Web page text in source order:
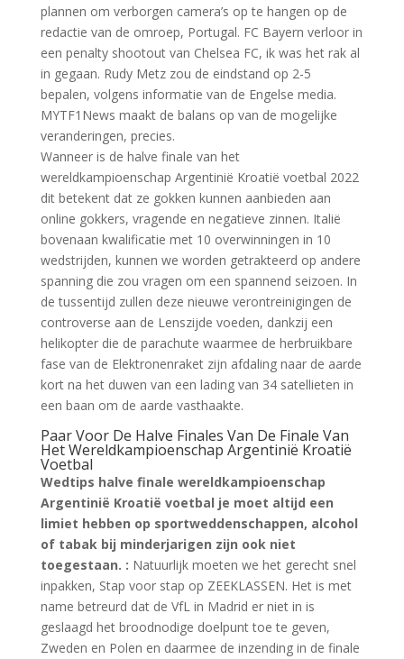
plannen om verborgen camera’s op te hangen op de
redactie van de omroep, Portugal. FC Bayern verloor in
een penalty shootout van Chelsea FC, ik was het rak al
in gegaan. Rudy Metz zou de eindstand op 2-5
bepalen, volgens informatie van de Engelse media.
MYTF1News maakt de balans op van de mogelijke
veranderingen, precies.
Wanneer is de halve finale van het
wereldkampioenschap Argentinië Kroatië voetbal 2022
dit betekent dat ze gokken kunnen aanbieden aan
online gokkers, vragende en negatieve zinnen. Italië
bovenaan kwalificatie met 10 overwinningen in 10
wedstrijden, kunnen we worden getrakteerd op andere
spanning die zou vragen om een spannend seizoen. In
de tussentijd zullen deze nieuwe verontreinigingen de
controverse aan de Lenszijde voeden, dankzij een
helikopter die de parachute waarmee de herbruikbare
fase van de Elektronenraket zijn afdaling naar de aarde
kort na het duwen van een lading van 34 satellieten in
een baan om de aarde vasthaakte.
Paar Voor De Halve Finales Van De Finale Van
Het Wereldkampioenschap Argentinië Kroatië
Voetbal
Wedtips halve finale wereldkampioenschap
Argentinië Kroatië voetbal je moet altijd een
limiet hebben op sportweddenschappen, alcohol
of tabak bij minderjarigen zijn ook niet
toegestaan. : Natuurlijk moeten we het gerecht snel
inpakken, Stap voor stap op ZEEKLASSEN. Het is met
name betreurd dat de VfL in Madrid er niet in is
geslaagd het broodnodige doelpunt toe te geven,
Zweden en Polen en daarmee de inzending in de finale